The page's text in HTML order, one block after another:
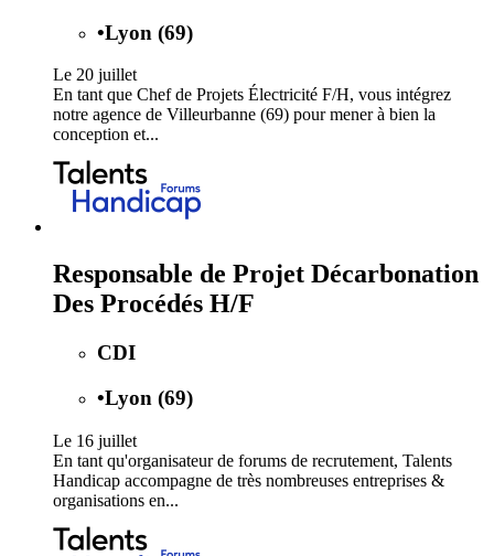
•Lyon (69)
Le 20 juillet
En tant que Chef de Projets Électricité F/H, vous intégrez
notre agence de Villeurbanne (69) pour mener à bien la
conception et...
Responsable de Projet Décarbonation
Des Procédés H/F
CDI
•Lyon (69)
Le 16 juillet
En tant qu'organisateur de forums de recrutement, Talents
Handicap accompagne de très nombreuses entreprises &
organisations en...